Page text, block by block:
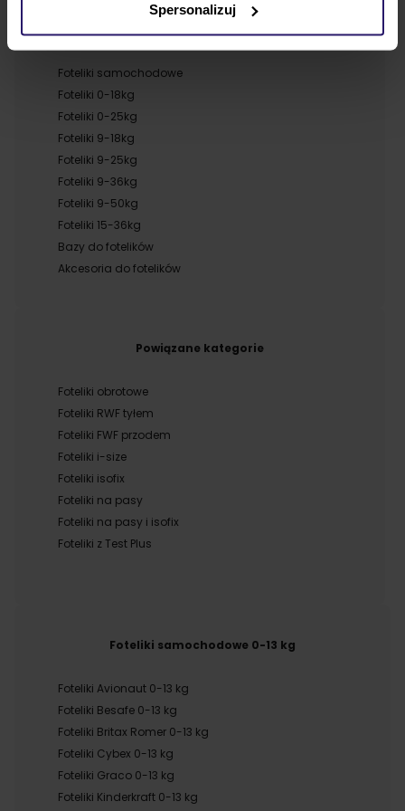
Spersonalizuj
Foteliki samochodowe
Foteliki 0-18kg
Foteliki 0-25kg
Foteliki 9-18kg
Foteliki 9-25kg
Foteliki 9-36kg
Foteliki 9-50kg
Foteliki 15-36kg
Bazy do fotelików
Akcesoria do fotelików
Powiązane kategorie
Foteliki obrotowe
Foteliki RWF tyłem
Foteliki FWF przodem
Foteliki i-size
Foteliki isofix
Foteliki na pasy
Foteliki na pasy i isofix
Foteliki z Test Plus
Foteliki samochodowe 0-13 kg
Foteliki Avionaut 0-13 kg
Foteliki Besafe 0-13 kg
Foteliki Britax Romer 0-13 kg
Foteliki Cybex 0-13 kg
Foteliki Graco 0-13 kg
Foteliki Kinderkraft 0-13 kg